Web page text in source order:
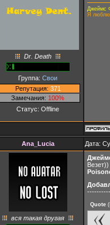
Dr. Death
Группа: Свои
Репутация: 371
Замечания: 100%
Статус: Offline
Джеймс
Я люблю
Ana_Lucia Дата:
вся такая другая
Везет))
Quote (